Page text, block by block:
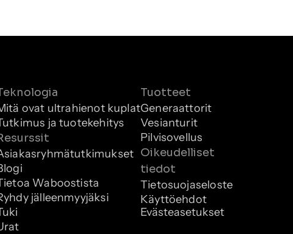
ovat ultrahienot kuplat
ja tuotekehitys
Waboostista
jälleenmyyjäksi
Tuotteet
Generaattorit
Vesianturit
Pilvisovellus
Oikeudelliset
tiedot
Tietosuojaseloste
Käyttöehdot
Evästeasetukset